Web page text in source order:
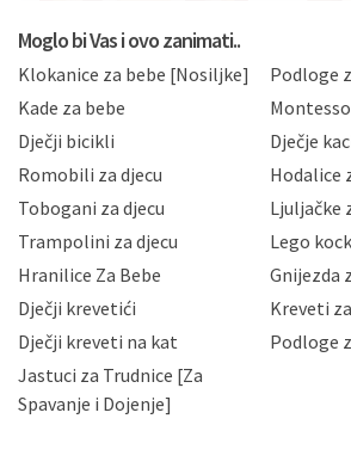
privatnosti i kolačića koju možete
Hrvatske, a uvijek uz primjenu
sigurnosnih mjera zaštite osobnih
neovlaštenog pristupa, zlouporabe,
gubitka ili uništenja. Mae.hr štiti
korisnika i posjetitelja web stranica,
Vaših osobnih podataka te
priopćavanje osobnih podataka
zaposlenicima kojima su isti
slučajevima koji su dozvoljeni
da možete u svako doba, u
zatražiti prestanak aktivnosti
podataka. Opoziv privole možete
gore navedenu adresu ili e-mailom
Moglo bi Vas i ovo zanimati..
Klokanice za bebe [Nosiljke]
Podloge
Kade za bebe
Dječji bicikli
Dječje
Romobili za djecu
Hodalice
Tobogani za djecu
Ljuljačke
Trampolini za djecu
Lego
Hranilice Za Bebe
Gnijezda
Dječji krevetići
Kreveti
Dječji kreveti na kat
Podloge
Jastuci za Trudnice [Za
Spavanje i Dojenje]